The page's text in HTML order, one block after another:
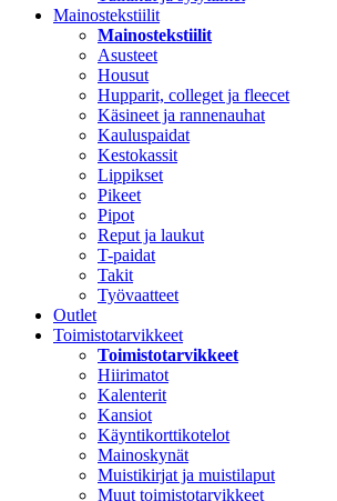
Mainostekstiilit
Mainostekstiilit
Asusteet
Housut
Hupparit, colleget ja fleecet
Käsineet ja rannenauhat
Kauluspaidat
Kestokassit
Lippikset
Pikeet
Pipot
Reput ja laukut
T-paidat
Takit
Työvaatteet
Outlet
Toimistotarvikkeet
Toimistotarvikkeet
Hiirimatot
Kalenterit
Kansiot
Käyntikorttikotelot
Mainoskynät
Muistikirjat ja muistilaput
Muut toimistotarvikkeet